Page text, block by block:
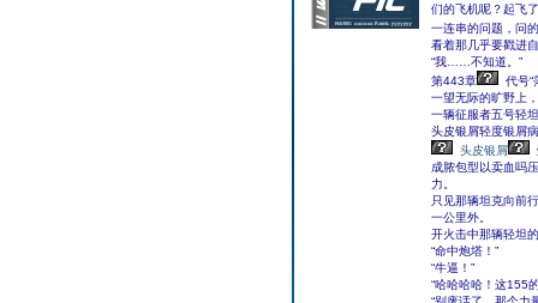
们的飞机呢？起飞
一连串的问题，问
看着那几乎要戳进
“我……不知道。”
第443章
代号“
一望无际的旷野上
一辆征服者五号轻
头皮银屑轻度银屑
头皮银屑
成脓包型以卖血吗
力。
只见那辆坦克向前
一公里外。
开火击中那辆轻坦
“命中炮塔！”
“牛逼！”
“哈哈哈哈！这155